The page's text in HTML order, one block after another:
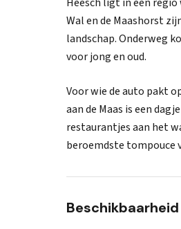
Wal en de Maashorst
landschap. Onderweg
voor jong en oud.
Voor wie de auto pakt
aan de Maas is een
restaurantjes aan het
beroemdste tompouce
Beschikbaarheid